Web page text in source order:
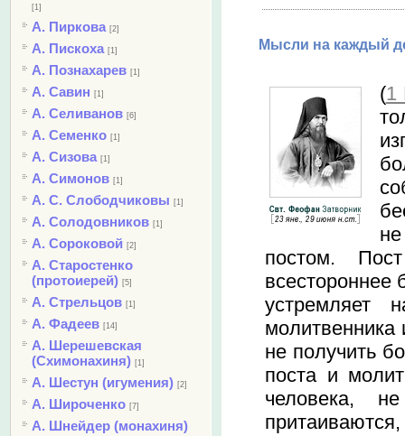
[1]
А. Пиркова [2]
А. Пискоха [1]
А. Познахарев [1]
А. Савин [1]
А. Селиванов [6]
А. Семенко [1]
А. Сизова [1]
А. Симонов [1]
А. С. Слободчиковы [1]
А. Солодовников [1]
А. Сороковой [2]
А. Старостенко
(протоиерей) [5]
А. Стрельцов [1]
А. Фадеев [14]
А. Шерешевская
(Схимонахиня) [1]
А. Шестун (игумения) [2]
А. Широченко [7]
А. Шнейдер (монахиня)
Мысли на каждый
(1
постом.
всестороннее
устремляет
молитвенника
не получить
поста и
человека,